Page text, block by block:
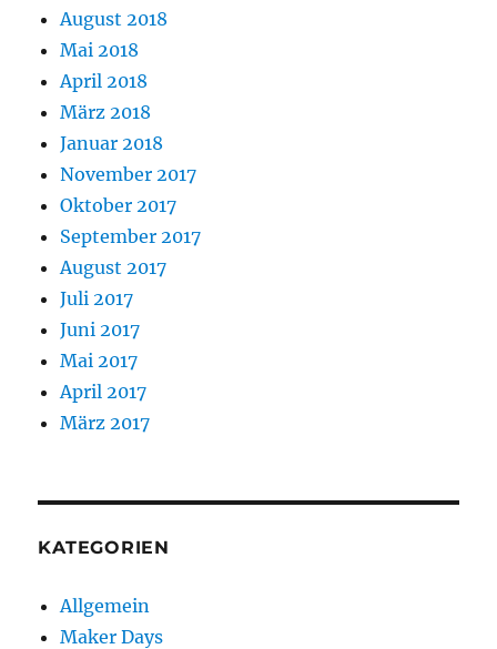
August 2018
Mai 2018
April 2018
März 2018
Januar 2018
November 2017
Oktober 2017
September 2017
August 2017
Juli 2017
Juni 2017
Mai 2017
April 2017
März 2017
KATEGORIEN
Allgemein
Maker Days